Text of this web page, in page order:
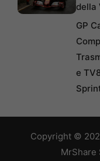
della
GP
e
Copyright ©
MrShare